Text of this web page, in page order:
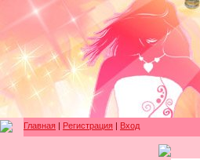
Главная | Регистрация | Вход